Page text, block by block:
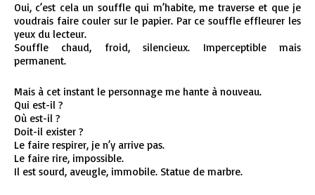
Oui, c’est cela un souffle qui m’habite, me traverse et que je
voudrais faire couler sur le papier. Par ce souffle effleurer les
yeux du lecteur.
Souffle chaud, froid, silencieux. Imperceptible mais
permanent.
Mais à cet instant le personnage me hante à nouveau.
Qui est-il ?
Où est-il ?
Doit-il exister ?
Le faire respirer, je n’y arrive pas.
Le faire rire, impossible.
Il est sourd, aveugle, immobile. Statue de marbre.